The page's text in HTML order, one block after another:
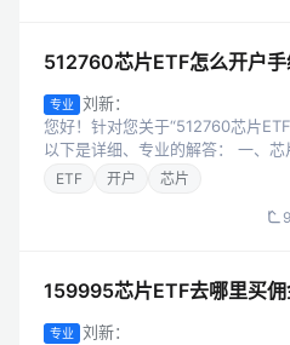
512760芯片ETF怎么开户
专业
刘新：
您好！针对您关于“512760芯片
以下是详细、专业的解答： 一、
的核心构成 要降低512760的交易
ETF 开户 芯片
159995芯片ETF去哪里买
专业
刘新：